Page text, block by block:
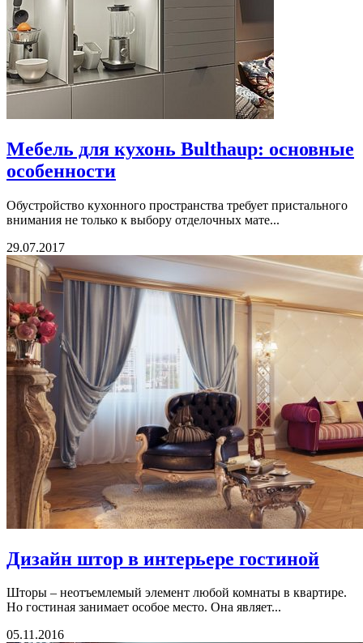
Мебель для кухонь Bulthaup: основные
особенности
Обустройство кухонного пространства требует пристального
внимания не только к выбору отделочных мате...
29.07.2017
Дизайн штор в интерьере гостиной
Шторы – неотъемлемый элемент любой комнаты в квартире.
Но гостиная занимает особое место. Она являет...
05.11.2016